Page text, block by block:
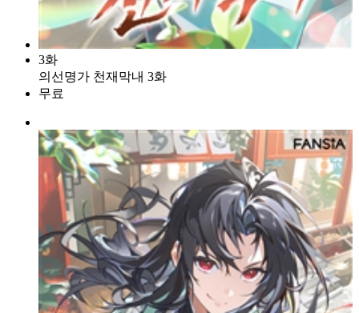
3화
의선명가 천재막내 3화
무료